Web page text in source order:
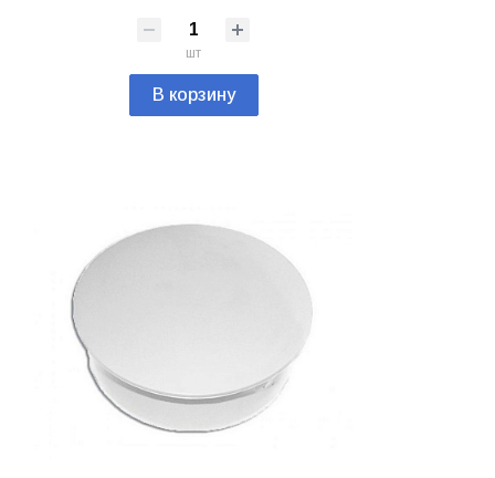
шт
В корзину